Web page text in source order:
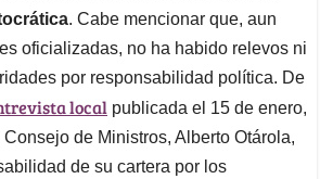
. Cabe mencionar que, aun
oficializadas, no ha habido relevos ni
por responsabilidad política. De
local publicada el 15 de enero,
de Ministros, Alberto Otárola,
de su cartera por los